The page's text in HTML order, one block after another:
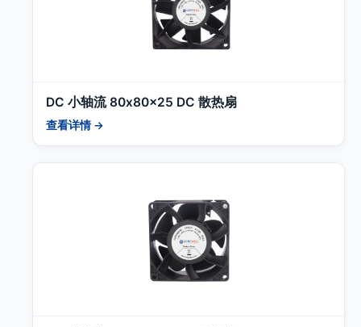
DC 小轴流 80x80x25 DC 散热扇
查看详情 →